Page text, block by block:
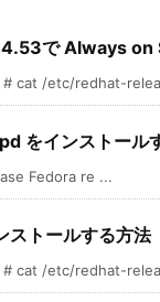
で Always on
# cat /etc/redhat-
をインストール
Fedora re ...
トールする方法
# cat /etc/redhat-